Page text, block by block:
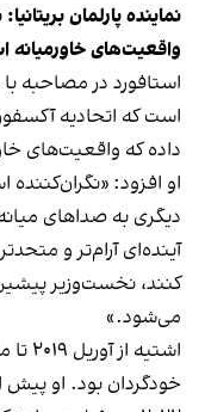
نماینده پارلمان
واقعیت‌های خاورمیانه
استافورد در مصاحبه
است که اتحادیه
داده که واقعیت‌های
او افزود:
دیگری به صداهای
آینده‌ای آرام‌تر و
کنند، نخست‌وزیر
می‌شود.»